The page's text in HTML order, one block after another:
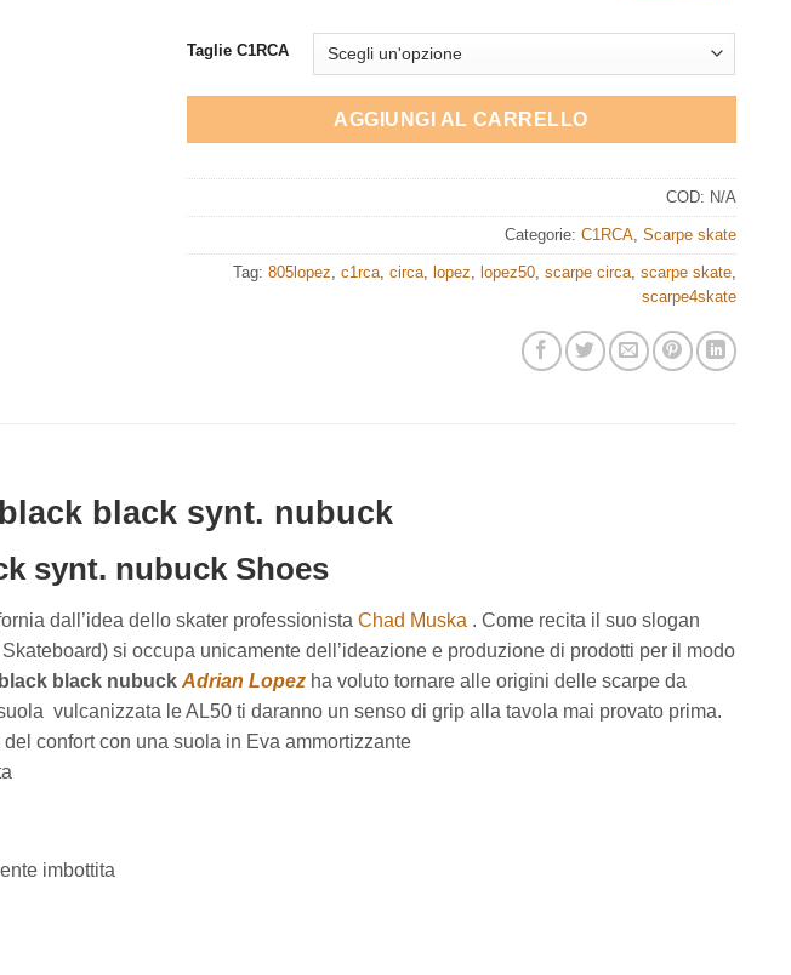
Taglie C1RCA
AGGIUNGI AL CARRELLO
COD: N/A
Categorie: C1RCA Scarpe skate
Tag: 805lopez c1rca circa lopez lopez50 scarpe circa scarpe skate
scarpe4skate
black synt. nubuck
synt. nubuck Shoes
dall’idea dello skater professionistaChad Muska . Come recita il suo slogan
si occupa unicamente dell’ideazione e produzione di prodotti per il modo
black nubuck Adrian Lopez ha voluto tornare alle origini delle scarpe da
vulcanizzata le AL50 ti daranno un senso di grip alla tavola mai provato prima.
confort con una suola in Eva ammortizzante
imbottita